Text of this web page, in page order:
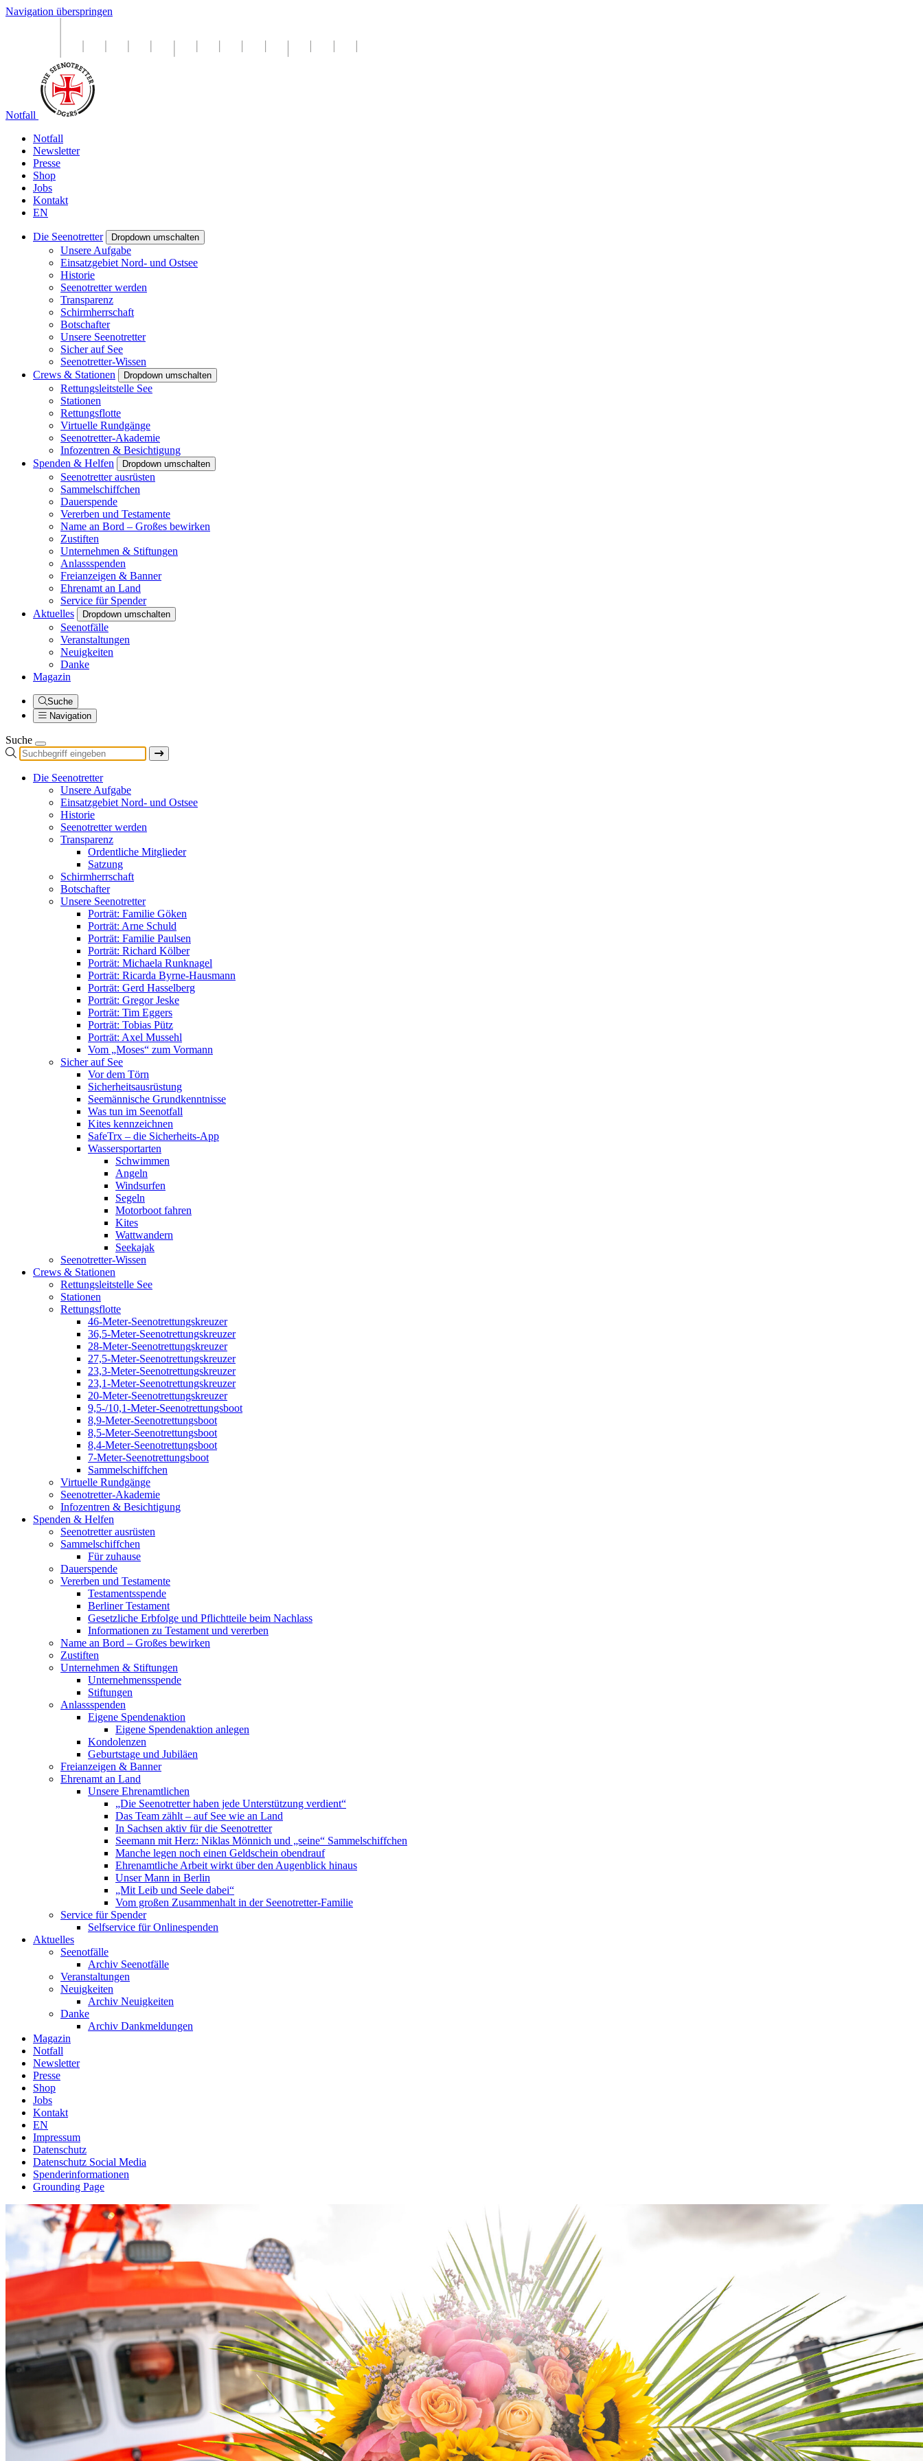
Navigation überspringen
Notfall
Notfall
Newsletter
Presse
Shop
Jobs
Kontakt
EN
Die Seenotretter Dropdown umschalten
Unsere Aufgabe
Einsatzgebiet Nord- und Ostsee
Historie
Seenotretter werden
Transparenz
Schirmherrschaft
Botschafter
Unsere Seenotretter
Sicher auf See
Seenotretter-Wissen
Crews & Stationen
Dropdown umschalten
Rettungsleitstelle See
Stationen
Rettungsflotte
Virtuelle Rundgänge
Seenotretter-Akademie
Infozentren & Besichtigung
Spenden & Helfen
Dropdown umschalten
Seenotretter ausrüsten
Sammelschiffchen
Dauerspende
Vererben und Testamente
Name an Bord – Großes bewirken
Zustiften
Unternehmen & Stiftungen
Anlassspenden
Freianzeigen & Banner
Ehrenamt an Land
Service für Spender
Aktuelles
Dropdown umschalten
Seenotfälle
Veranstaltungen
Neuigkeiten
Danke
Magazin
Suche
Navigation
Suche
Die Seenotretter
Unsere Aufgabe
Einsatzgebiet Nord- und Ostsee
Historie
Seenotretter werden
Transparenz
Ordentliche Mitglieder
Satzung
Schirmherrschaft
Botschafter
Unsere Seenotretter
Porträt: Familie Göken
Porträt: Arne Schuld
Porträt: Familie Paulsen
Porträt: Richard Kölber
Porträt: Michaela Runknagel
Porträt: Ricarda Byrne-Hausmann
Porträt: Gerd Hasselberg
Porträt: Gregor Jeske
Porträt: Tim Eggers
Porträt: Tobias Pütz
Porträt: Axel Mussehl
Vom „Moses“ zum Vormann
Sicher auf See
Vor dem Törn
Sicherheitsausrüstung
Seemännische Grundkenntnisse
Was tun im Seenotfall
Kites kennzeichnen
SafeTrx – die Sicherheits-App
Wassersportarten
Schwimmen
Angeln
Windsurfen
Segeln
Motorboot fahren
Kites
Wattwandern
Seekajak
Seenotretter-Wissen
Crews & Stationen
Rettungsleitstelle See
Stationen
Rettungsflotte
46-Meter-Seenotrettungskreuzer
36,5-Meter-Seenotrettungskreuzer
28-Meter-Seenotrettungskreuzer
27,5-Meter-Seenotrettungskreuzer
23,3-Meter-Seenotrettungskreuzer
23,1-Meter-Seenotrettungskreuzer
20-Meter-Seenotrettungskreuzer
9,5-/10,1-Meter-Seenotrettungsboot
8,9-Meter-Seenotrettungsboot
8,5-Meter-Seenotrettungsboot
8,4-Meter-Seenotrettungsboot
7-Meter-Seenotrettungsboot
Sammelschiffchen
Virtuelle Rundgänge
Seenotretter-Akademie
Infozentren & Besichtigung
Spenden & Helfen
Seenotretter ausrüsten
Sammelschiffchen
Für zuhause
Dauerspende
Vererben und Testamente
Testamentsspende
Berliner Testament
Gesetzliche Erbfolge und Pflichtteile beim Nachlass
Informationen zu Testament und vererben
Name an Bord – Großes bewirken
Zustiften
Unternehmen & Stiftungen
Unternehmensspende
Stiftungen
Anlassspenden
Eigene Spendenaktion
Eigene Spendenaktion anlegen
Kondolenzen
Geburtstage und Jubiläen
Freianzeigen & Banner
Ehrenamt an Land
Unsere Ehrenamtlichen
„Die Seenotretter haben jede Unterstützung verdient“
Das Team zählt – auf See wie an Land
In Sachsen aktiv für die Seenotretter
Seemann mit Herz: Niklas Mönnich und „seine“ Sammelschiffchen
Manche legen noch einen Geldschein obendrauf
Ehrenamtliche Arbeit wirkt über den Augenblick hinaus
Unser Mann in Berlin
„Mit Leib und Seele dabei“
Vom großen Zusammenhalt in der Seenotretter-Familie
Service für Spender
Selfservice für Onlinespenden
Aktuelles
Seenotfälle
Archiv Seenotfälle
Veranstaltungen
Neuigkeiten
Archiv Neuigkeiten
Danke
Archiv Dankmeldungen
Magazin
Notfall
Newsletter
Presse
Shop
Jobs
Kontakt
EN
Impressum
Datenschutz
Datenschutz Social Media
Spenderinformationen
Grounding Page